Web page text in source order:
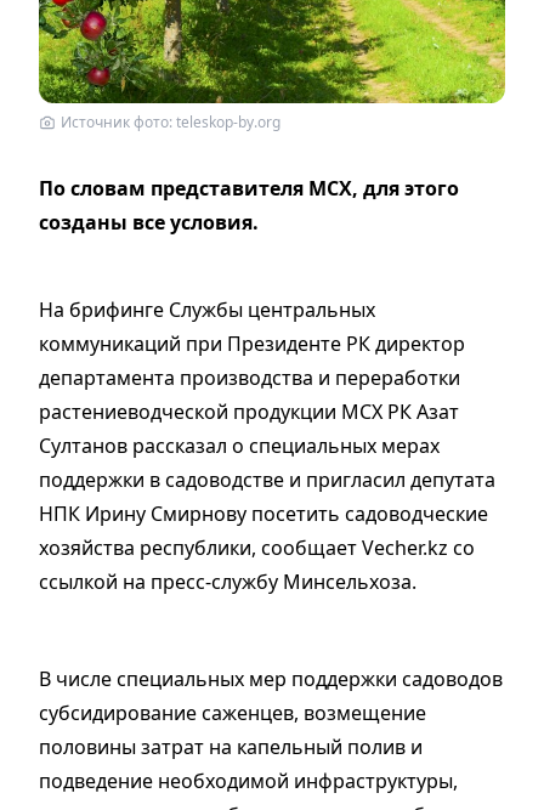
Источник фото: teleskop-by.org
По словам представителя МСХ, для этого
созданы все условия.
На брифинге Службы центральных
коммуникаций при Президенте РК директор
департамента производства и переработки
растениеводческой продукции МСХ РКАзат
Султанов рассказал о специальных мерах
поддержки в садоводстве и пригласил депутата
НПК Ирину Смирнову посетить садоводческие
хозяйства республики, сообщает Vecher.kz со
ссылкой на пресс-службу Минсельхоза.
В числе специальных мер поддержки садоводов
субсидирование саженцев, возмещение
половины затрат на капельный полив и
подведение необходимой инфраструктуры,